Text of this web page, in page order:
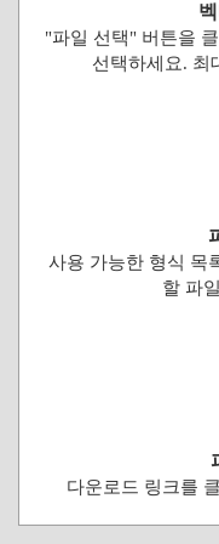
"파일 선택" 버튼을
선택하세요. 최
사용 가능한 형식 목
할 파
다운로드 링크를